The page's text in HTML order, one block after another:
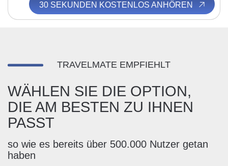
30 SEKUNDEN KOSTENLOS ANHÖREN
TRAVELMATE EMPFIEHLT
WÄHLEN SIE DIE OPTION,
DIE AM BESTEN ZU IHNEN
PASST
so wie es bereits über 500.000 Nutzer getan
haben